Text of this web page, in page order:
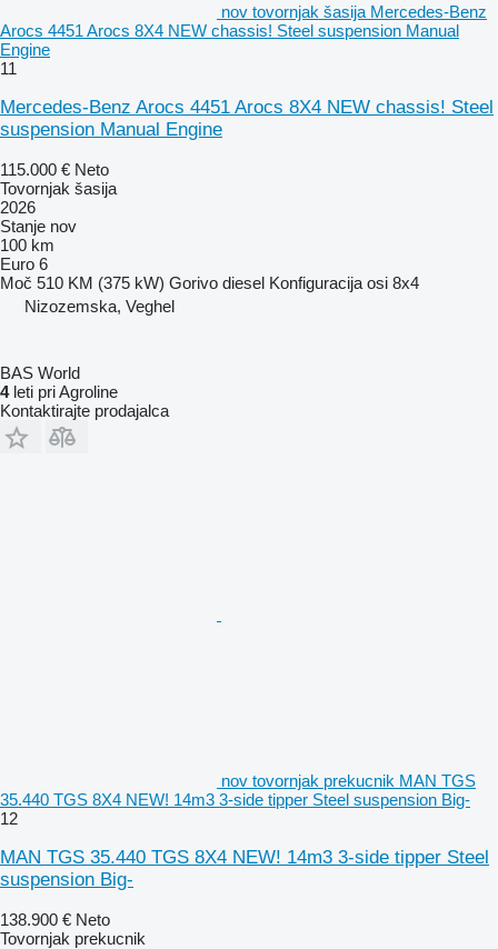
nov tovornjak šasija Mercedes-Benz
Arocs 4451 Arocs 8X4 NEW chassis! Steel suspension Manual
Engine
11
Mercedes-Benz Arocs 4451 Arocs 8X4 NEW chassis! Steel
suspension Manual Engine
115.000 € Neto
Tovornjak šasija
2026
Stanje nov
100 km
Euro 6
Moč 510 KM (375 kW) Gorivo diesel Konfiguracija osi 8x4
Nizozemska, Veghel
BAS World
4leti pri Agroline
Kontaktirajte prodajalca
nov tovornjak prekucnik MAN TGS
35.440 TGS 8X4 NEW! 14m3 3-side tipper Steel suspension Big-
12
MAN TGS 35.440 TGS 8X4 NEW! 14m3 3-side tipper Steel
suspension Big-
138.900 € Neto
Tovornjak prekucnik